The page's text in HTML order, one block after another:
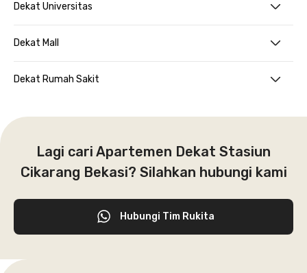
Dekat Universitas
Dekat Mall
Dekat Rumah Sakit
Lagi cari Apartemen Dekat Stasiun
Cikarang Bekasi? Silahkan hubungi kami
Hubungi Tim Rukita